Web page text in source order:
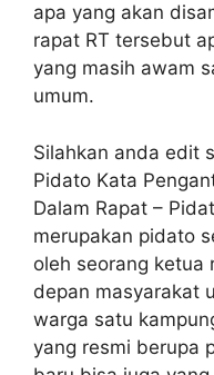
apa yang akan
rapat RT tersebut
yang masih awam
umum.
Silahkan anda edit
Pidato Kata
Dalam Rapat –
merupakan pidato
oleh seorang ketua
depan masyarakat
warga satu
yang resmi berupa